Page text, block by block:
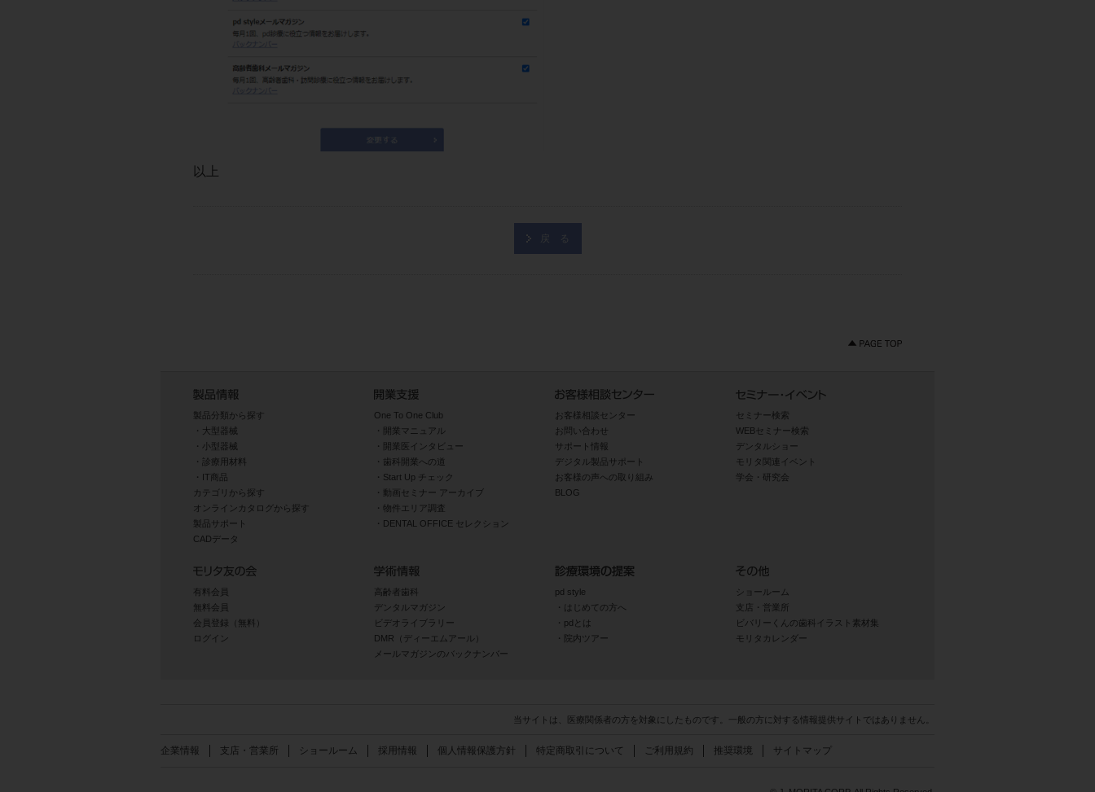
以上
戻 る
製品分類から探す
大型器械
小型器械
診療用材料
IT商品
カテゴリから探す
オンラインカタログから探す
製品サポート
CADデータ
One To One Club
開業マニュアル
開業医インタビュー
歯科開業への道
Start Up チェック
動画セミナー アーカイブ
物件エリア調査
DENTAL OFFICE セレクション
お客様相談センター
お問い合わせ
サポート情報
デジタル製品サポート
お客様の声への取り組み
BLOG
セミナー検索
WEBセミナー検索
デンタルショー
モリタ関連イベント
学会・研究会
有料会員
無料会員
会員登録（無料）
ログイン
高齢者歯科
デンタルマガジン
ビデオライブラリー
DMR（ディーエムアール）
メールマガジンのバックナンバー
pd style
はじめての方へ
pdとは
院内ツアー
ショールーム
支店・営業所
ビバリーくんの歯科イラスト素材集
モリタカレンダー
当サイトは、医療関係者の方を対象にしたものです。一般の方に対する情報提供サイトではありません。
企業情報 支店・営業所 ショールーム 採用情報 個人情報保護方針 特定商取引について ご利用規約 推奨環境 サイトマップ